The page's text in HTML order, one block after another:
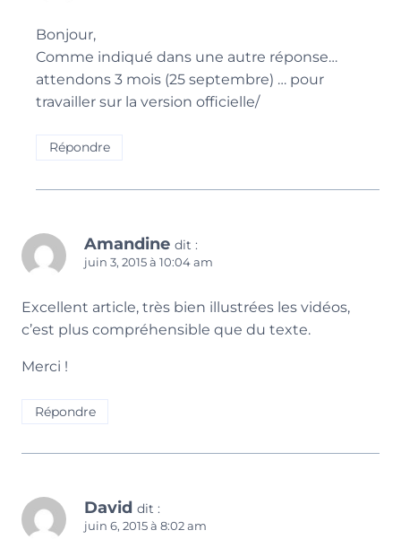
Bonjour,
Comme indiqué dans une autre réponse…
attendons 3 mois (25 septembre) … pour
travailler sur la version officielle/
Répondre
Amandine dit :
juin 3, 2015 à 10:04 am
Excellent article, très bien illustrées les vidéos,
c’est plus compréhensible que du texte.
Merci !
Répondre
David dit :
juin 6, 2015 à 8:02 am